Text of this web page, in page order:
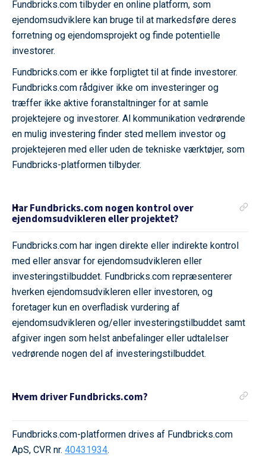
Fundbricks.com tilbyder en online platform, som
ejendomsudviklere kan bruge til at markedsføre deres
forretning og ejendomsprojekt og finde potentielle
investorer.
Fundbricks.com er ikke forpligtet til at finde investorer.
Fundbricks.com rådgiver ikke om investeringer og
træffer ikke aktive foranstaltninger for at samle
projektejere og investorer. Al kommunikation vedrørende
en mulig investering finder sted mellem investor og
projektejeren med eller uden de tekniske værktøjer, som
Fundbricks-platformen tilbyder.
Har Fundbricks.com nogen kontrol over
ejendomsudvikleren eller projektet?
Fundbricks.com har ingen direkte eller indirekte kontrol
med eller ansvar for ejendomsudvikleren eller
investeringstilbuddet. Fundbricks.com repræsenterer
hverken ejendomsudvikleren eller investoren, og
foretager kun en overfladisk vurdering af
ejendomsudvikleren og/eller investeringstilbuddet samt
afgiver ingen som helst anbefalinger eller udtalelser
vedrørende nogen del af investeringstilbuddet.
Hvem driver Fundbricks.com?
Fundbricks.com-platformen drives af Fundbricks.com
ApS, CVR nr. 40431934.